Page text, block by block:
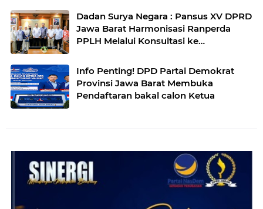
Dadan Surya Negara : Pansus XV DPRD
Jawa Barat Harmonisasi Ranperda
PPLH Melalui Konsultasi ke
Info Penting! DPD Partai Demokrat
Provinsi Jawa Barat Membuka
Pendaftaran bakal calon Ketua